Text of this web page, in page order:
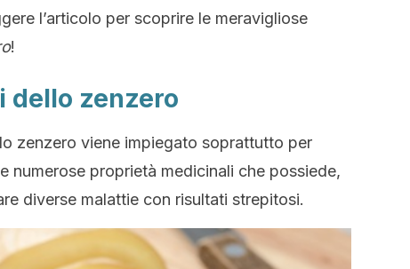
l’articolo per scoprire le meravigliose
!
dello zenzero
zenzero viene impiegato soprattutto per
numerose proprietà medicinali che possiede,
diverse malattie con risultati strepitosi.